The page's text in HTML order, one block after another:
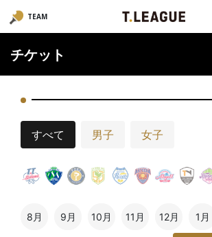
TEAM
チケット
すべて 男子 女子
8月 9月 10月 11月 12月 1月